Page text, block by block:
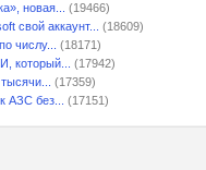
новая...
(19466)
свой аккаунт...
(18609)
числу...
(18171)
который...
(17942)
(17359)
АЗС без...
(17151)